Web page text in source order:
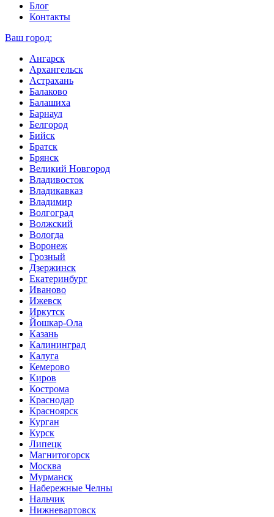
Блог
Контакты
Ваш город:
Ангарск
Архангельск
Астрахань
Балаково
Балашиха
Барнаул
Белгород
Бийск
Братск
Брянск
Великий Новгород
Владивосток
Владикавказ
Владимир
Волгоград
Волжский
Вологда
Воронеж
Грозный
Дзержинск
Екатеринбург
Иваново
Ижевск
Иркутск
Йошкар-Ола
Казань
Калининград
Калуга
Кемерово
Киров
Кострома
Краснодар
Красноярск
Курган
Курск
Липецк
Магнитогорск
Москва
Мурманск
Набережные Челны
Нальчик
Нижневартовск